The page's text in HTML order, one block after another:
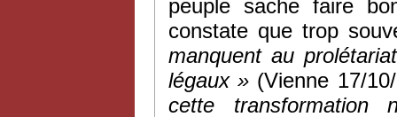
peuple sache faire
constate que trop
manquent au
légaux » (Vienne 17/
cette